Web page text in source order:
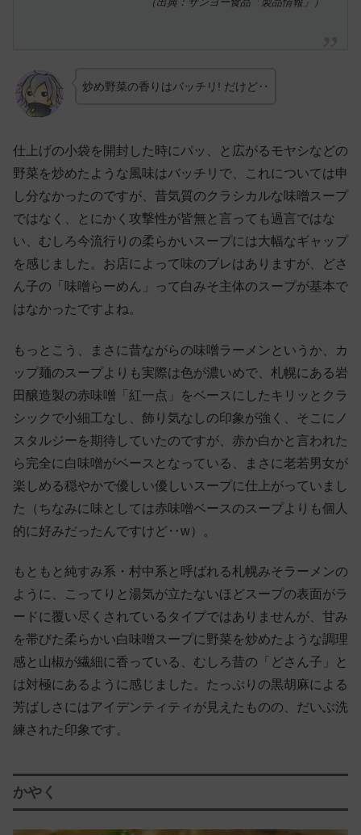
炒め野菜の香りはバッチリ! だけど‥
仕上げの小袋を開封した時にパッ、と広がるモヤシなどの
野菜を炒めたような風味はバッチリで、これについては申
し分なかったのですが、昔気質のクラシカルな味噌スープ
ではなく、とにかく攻撃性が皆無と言っても過言ではな
い、むしろ今流行りの柔らかいスープには大幅なギャップ
を感じました。お店によって味のブレはありますが、どさ
ん子の「味噌らーめん」って白みそ主体のスープが基本で
はなかったですよね。
もっとこう、まさに昔ながらの味噌ラーメンというか、カ
ップ麺のスープよりも実際は色が濃いめで、札幌にある岩
田醸造製の赤味噌「紅一点」をベースにしたキリッとクラ
シックで小細工なし、飾り気なしの印象が強く、そこにノ
スタルジーを期待していたのですが、赤か白かと言われた
ら完全に白味噌がベースとなっている、まさに老若男女が
楽しめる穏やかで優しい優しいスープに仕上がっていまし
た（ちなみに味としては赤味噌ベースのスープよりも個人
的に好みだったんですけど‥w）。
もともと純すみ系・村中系と呼ばれる札幌みそラーメンの
ように、こってりと湯気が立たないほどスープの表面がラ
ードに覆い尽くされているタイプではありませんが、甘み
を帯びた柔らかい白味噌スープに野菜を炒めたような調理
感と山椒が繊細に香っている、むしろ昔の「どさん子」と
は対極にあるように感じました。たっぷりの黒胡麻による
芳ばしさにはアイデンティティが見えたものの、だいぶ洗
練された印象です。
かやく